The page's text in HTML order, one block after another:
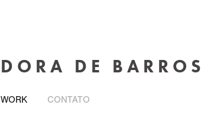
D O R A   D E   B A R R O S
WORK CONTATO